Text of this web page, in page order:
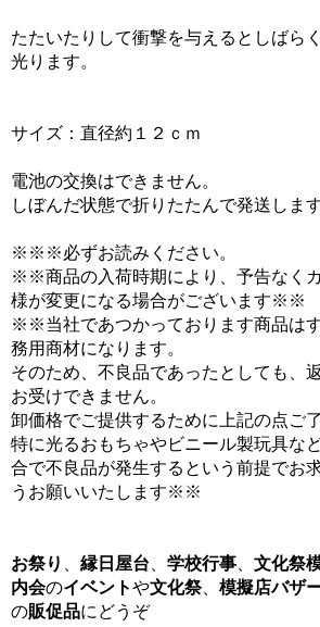
たたいたりして衝撃を与えるとしばら
光ります。
サイズ：直径約１２ｃｍ
電池の交換はできません。
しぼんだ状態で折りたたんで発送します
※※※必ずお読みください。
※※商品の入荷時期により、予告なく
様が変更になる場合がございます※※
※※当社であつかっております商品は
務用商材になります。
そのため、不良品であったとしても、
お受けできません。
卸価格でご提供するために上記の点ご
特に光るおもちゃやビニール製玩具な
合で不良品が発生するという前提でお
うお願いいたします※※
お祭り 縁日屋台 学校行事 文化祭
内会のイベントや文化祭、 模擬店バザ
の販促品にどうぞ